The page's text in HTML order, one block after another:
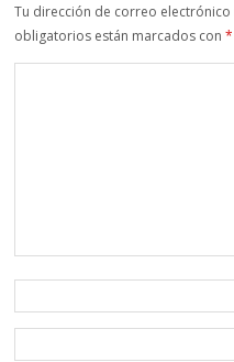
Tu dirección de correo
obligatorios están marcados con*